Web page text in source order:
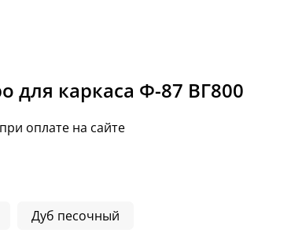
для каркаса Ф-87 ВГ800
оплате на сайте
Дуб песочный